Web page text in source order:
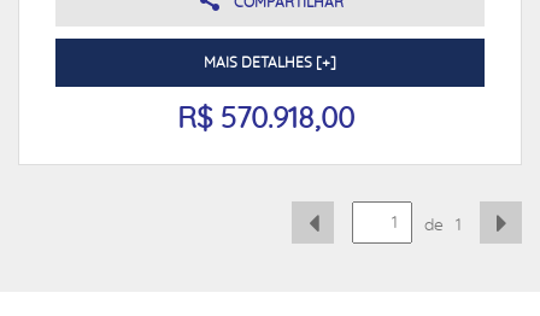
MAIS DETALHES [+]
R$ 570.918,00
de 1